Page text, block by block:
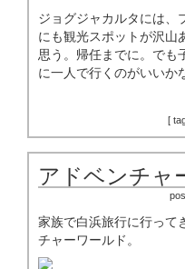
ジョグジャカルタには、
にも観光スポットが沢山
思う。帰任までに。でも
に一人で行くのがいいか
[
アドベンチャ
家族で白浜旅行に行って
チャーワールド。